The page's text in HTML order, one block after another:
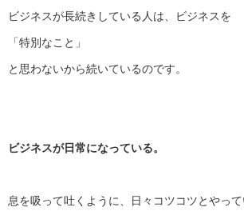
ビジネスが長続きしている人は、ビジネスを
「特別なこと」
と思わないから続いているのです。
ビジネスが日常になっている。
息を吸って吐くように、日々コツコツとやって